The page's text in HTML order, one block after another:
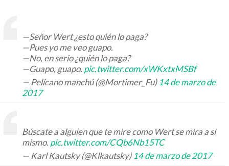
—Señor Wert ¿esto quién lo paga?
—Pues yo me veo guapo.
—No, en serio ¿quién lo paga?
—Guapo, guapo. pic.twitter.com/xWKxtxMSBf
— Pelícano manchú (@Mortimer_Fu) 14 de marzo de
2017
Búscate a alguien que te mire como Wert se mira a si
mismo. pic.twitter.com/CQb6Nb15TC
— Karl Kautsky (@Klkautsky) 14 de marzo de 2017